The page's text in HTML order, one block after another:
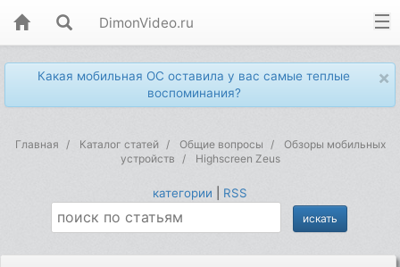
DimonVideo.ru
×
Какая мобильная ОС оставила у вас самые теплые
воспоминания?
Главная Каталог статей Общие вопросы
Обзоры мобильных
устройств
Highscreen Zeus
категории RSS